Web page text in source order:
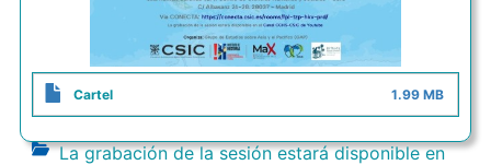
Cartel 1.99 MB
La grabación de la sesión estará disponible en